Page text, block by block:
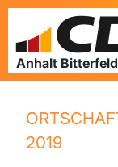
2019